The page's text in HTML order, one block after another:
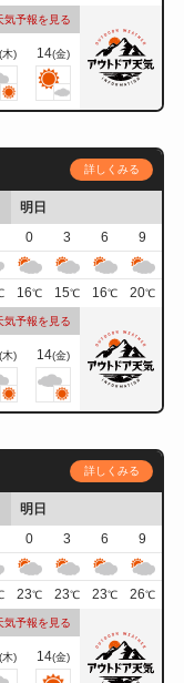
気予報を見る
(木) 14(金)
詳しくみる
明日
0 3 6
9
16℃ 15℃ 16℃ 20℃
気予報を見る
(木) 14(金)
詳しくみる
明日
0 3 6
9
23℃ 23℃ 23℃ 26℃
気予報を見る
(木) 14(金)